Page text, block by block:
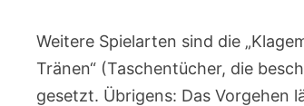
Weitere Spielarten sind die
Tränen“ (Taschentücher, die
gesetzt. Übrigens: Das Vorgehen